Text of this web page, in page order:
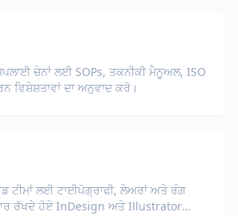
ਚੇਨਾਂ ਲਈ SOPs, ਤਕਨੀਕੀ ਮੈਨੂਅਲ, ISO
ਵਿਸ਼ੇਸ਼ਤਾਵਾਂ ਦਾ ਅਨੁਵਾਦ ਕਰੋ।
ਟੀਮਾਂ ਲਈ ਟਾਈਪੋਗ੍ਰਾਫੀ, ਲੇਅਰਾਂ ਅਤੇ ਰੰਗ
ਰੱਖਦੇ ਹੋਏ InDesign ਅਤੇ Illustrator